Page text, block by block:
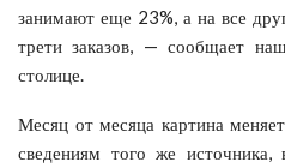
занимают еще 23%, а на все
трети заказов, — сообщает
столице.
Месяц от месяца картина
сведениям того же источника,